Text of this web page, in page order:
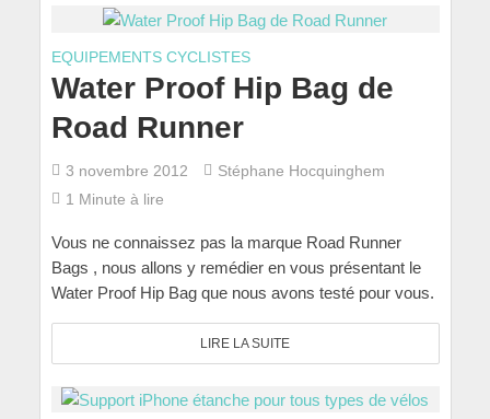
EQUIPEMENTS CYCLISTES
Water Proof Hip Bag de
Road Runner
3 novembre 2012
Stéphane Hocquinghem
1 Minute à lire
Vous ne connaissez pas la marque Road Runner
Bags , nous allons y remédier en vous présentant le
Water Proof Hip Bag que nous avons testé pour vous.
LIRE LA SUITE